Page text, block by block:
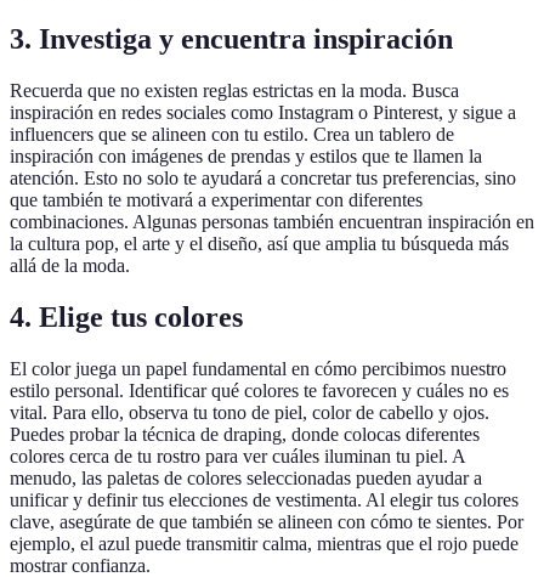
3. Investiga y encuentra inspiración
Recuerda que no existen reglas estrictas en la moda. Busca
inspiración en redes sociales como Instagram o Pinterest, y sigue a
influencers que se alineen con tu estilo. Crea un tablero de
inspiración con imágenes de prendas y estilos que te llamen la
atención. Esto no solo te ayudará a concretar tus preferencias, sino
que también te motivará a experimentar con diferentes
combinaciones. Algunas personas también encuentran inspiración en
la cultura pop, el arte y el diseño, así que amplia tu búsqueda más
allá de la moda.
4. Elige tus colores
El color juega un papel fundamental en cómo percibimos nuestro
estilo personal. Identificar qué colores te favorecen y cuáles no es
vital. Para ello, observa tu tono de piel, color de cabello y ojos.
Puedes probar la técnica de draping, donde colocas diferentes
colores cerca de tu rostro para ver cuáles iluminan tu piel. A
menudo, las paletas de colores seleccionadas pueden ayudar a
unificar y definir tus elecciones de vestimenta. Al elegir tus colores
clave, asegúrate de que también se alineen con cómo te sientes. Por
ejemplo, el azul puede transmitir calma, mientras que el rojo puede
mostrar confianza.